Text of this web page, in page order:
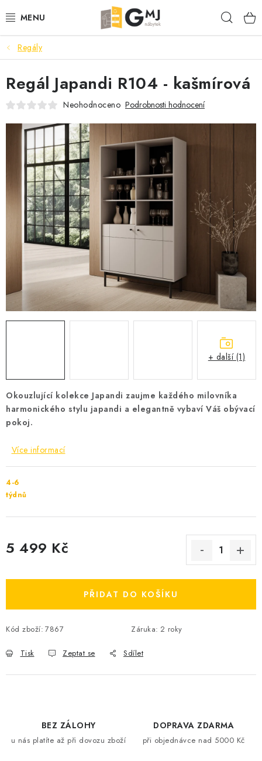
na
SEDACÍ SOUPRAVY
OBÝVACÍ POKOJ
LOŽNICE
PŘEDSÍNĚ
AKCE
VÝPRODEJ
Cenník dopravy Kontakty
Regály
Okouzlující kolekce Japandi zaujme každého milovníka
harmonického stylu japandi a elegantně vybaví Váš obývací
pokoj.
Více informací
4-6
týdnů
5 499 Kč
PŘIDAT DO KOŠÍKU
Kód zboží: 7867 Záruka: 2 roky
Tisk Zeptat se Sdílet
Regál Japandi R104 - kašmírová
Neohodnoceno Podrobnosti hodnocení
+ další (1)
BEZ ZÁLOHY
u nás platíte až při dovozu zboží
DOPRAVA ZDARMA
při objednávce nad 5000 Kč